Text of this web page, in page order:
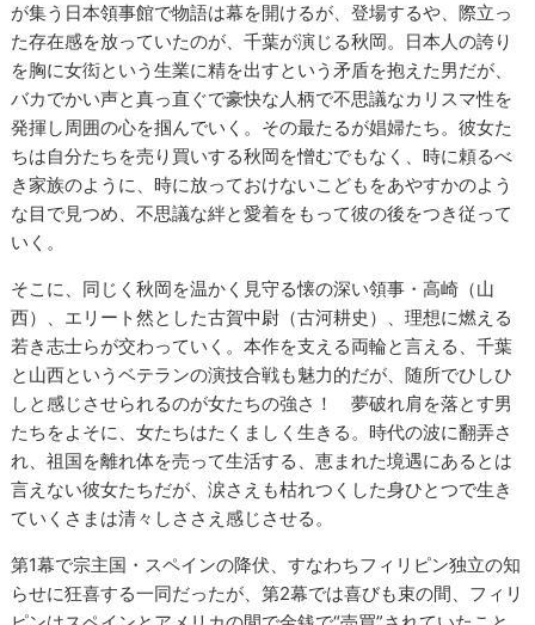
が集う日本領事館で物語は幕を開けるが、登場するや、際立っ
た存在感を放っていたのが、千葉が演じる秋岡。日本人の誇り
を胸に女衒という生業に精を出すという矛盾を抱えた男だが、
バカでかい声と真っ直ぐで豪快な人柄で不思議なカリスマ性を
発揮し周囲の心を掴んでいく。その最たるが娼婦たち。彼女た
ちは自分たちを売り買いする秋岡を憎むでもなく、時に頼るべ
き家族のように、時に放っておけないこどもをあやすかのよう
な目で見つめ、不思議な絆と愛着をもって彼の後をつき従って
いく。
そこに、同じく秋岡を温かく見守る懐の深い領事・高崎（山
西）、エリート然とした古賀中尉（古河耕史）、理想に燃える
若き志士らが交わっていく。本作を支える両輪と言える、千葉
と山西というベテランの演技合戦も魅力的だが、随所でひしひ
しと感じさせられるのが女たちの強さ！ 夢破れ肩を落とす男
たちをよそに、女たちはたくましく生きる。時代の波に翻弄さ
れ、祖国を離れ体を売って生活する、恵まれた境遇にあるとは
言えない彼女たちだが、涙さえも枯れつくした身ひとつで生き
ていくさまは清々しささえ感じさせる。
第1幕で宗主国・スペインの降伏、すなわちフィリピン独立の知
らせに狂喜する一同だったが、第2幕では喜びも束の間、フィリ